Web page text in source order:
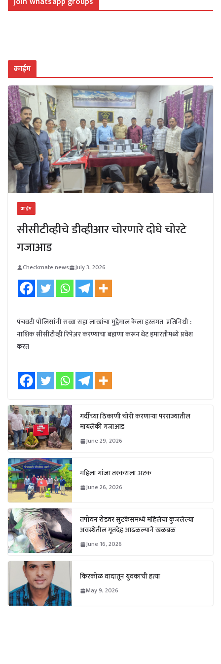
क्राईम
क्राईम
सीसीटीव्हीचे डीव्हीआर चोरणारे दोघे चोरटे
गजाआड
Checkmate news July 3, 2026
पंचवटी पोलिसांनी सव्वा सहा लाखांचा मुद्देमाल केला हस्तगत प्रतिनिधी :
नाशिक सीसीटीव्ही रिपेअर करण्याचा बहाणा करून थेट इमारतीमध्ये प्रवेश
करत
गर्दीच्या ठिकाणी चोरी करणाऱ्या परराज्यातील
मायलेकी गजाआड
June 29, 2026
महिला गांजा तस्कराला अटक
June 26, 2026
तपोवन रोडवर सुटकेसमध्ये महिलेचा कुजलेल्या
अवस्थेतील मृतदेह आढळल्याने खळबळ
June 16, 2026
किरकोळ वादातून युवकाची हत्या
May 9, 2026